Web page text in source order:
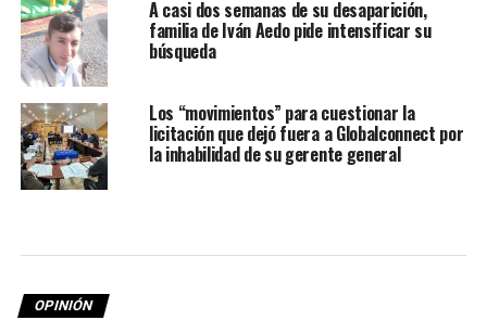
A casi dos semanas de su desaparición,
familia de Iván Aedo pide intensificar su
búsqueda
Los “movimientos” para cuestionar la
licitación que dejó fuera a Globalconnect por
la inhabilidad de su gerente general
OPINIÓN